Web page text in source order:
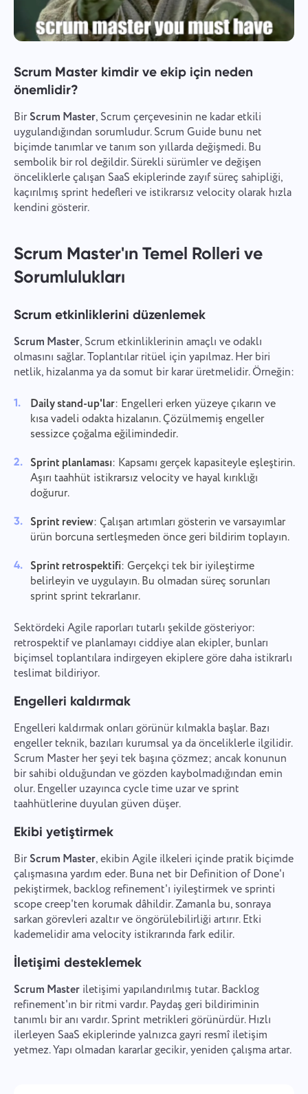
Scrum Master kimdir ve ekip için neden
önemlidir?
BirScrum Master, Scrum çerçevesinin ne kadar etkili
uygulandığından sorumludur. Scrum Guide bunu net
biçimde tanımlar ve tanım son yıllarda değişmedi. Bu
sembolik bir rol değildir. Sürekli sürümler ve değişen
önceliklerle çalışan SaaS ekiplerinde zayıf süreç sahipliği,
kaçırılmış sprint hedefleri ve istikrarsız velocity olarak hızla
kendini gösterir.
Scrum Master'ın Temel Rolleri ve
Sorumlulukları
Scrum etkinliklerini düzenlemek
Scrum Master, Scrum etkinliklerinin amaçlı ve odaklı
olmasını sağlar. Toplantılar ritüel için yapılmaz. Her biri
netlik, hizalanma ya da somut bir karar üretmelidir. Örneğin:
Daily stand-up'lar: Engelleri erken yüzeye çıkarın ve
kısa vadeli odakta hizalanın. Çözülmemiş engeller
sessizce çoğalma eğilimindedir.
Sprint planlaması: Kapsamı gerçek kapasiteyle eşleştirin.
Aşırı taahhüt istikrarsız velocity ve hayal kırıklığı
doğurur.
Sprint review: Çalışan artımları gösterin ve varsayımlar
ürün borcuna sertleşmeden önce geri bildirim toplayın.
Sprint retrospektifi: Gerçekçi tek bir iyileştirme
belirleyin ve uygulayın. Bu olmadan süreç sorunları
sprint sprint tekrarlanır.
Sektördeki Agile raporları tutarlı şekilde gösteriyor:
retrospektif ve planlamayı ciddiye alan ekipler, bunları
biçimsel toplantılara indirgeyen ekiplere göre daha istikrarlı
teslimat bildiriyor.
Engelleri kaldırmak
Engelleri kaldırmak onları görünür kılmakla başlar. Bazı
engeller teknik, bazıları kurumsal ya da önceliklerle ilgilidir.
Scrum Master her şeyi tek başına çözmez; ancak konunun
bir sahibi olduğundan ve gözden kaybolmadığından emin
olur. Engeller uzayınca cycle time uzar ve sprint
taahhütlerine duyulan güven düşer.
Ekibi yetiştirmek
BirScrum Master, ekibin Agile ilkeleri içinde pratik biçimde
çalışmasına yardım eder. Buna net bir Definition of Done'ı
pekiştirmek, backlog refinement'ı iyileştirmek ve sprinti
scope creep'ten korumak dâhildir. Zamanla bu, sonraya
sarkan görevleri azaltır ve öngörülebilirliği artırır. Etki
kademelidir ama velocity istikrarında fark edilir.
İletişimi desteklemek
Scrum Masteriletişimi yapılandırılmış tutar. Backlog
refinement'ın bir ritmi vardır. Paydaş geri bildiriminin
tanımlı bir anı vardır. Sprint metrikleri görünürdür. Hızlı
ilerleyen SaaS ekiplerinde yalnızca gayri resmî iletişim
yetmez. Yapı olmadan kararlar gecikir, yeniden çalışma artar.
Bizimle iletişime geçin
Bir Hata Bildir